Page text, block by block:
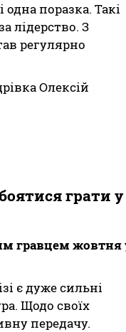
поразка. Такі
лідерство. З
регулярно
Олексій
грати у
гравцем жовтня
є дуже сильні
Щодо своїх
передачу.